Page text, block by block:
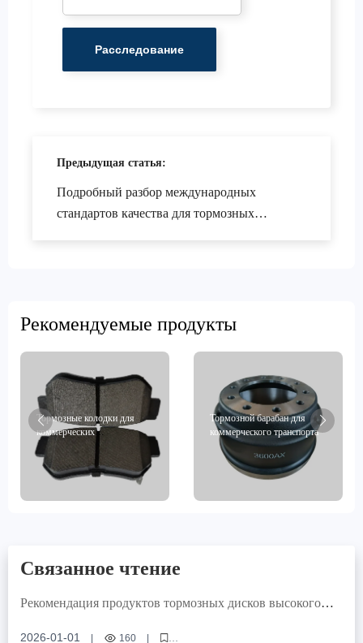
Предыдущая статья:
Подробный разбор международных
стандартов качества для тормозных
Рекомендуемые продукты
Тормозные колодки для
коммерческих
транспортных средств
Тормозной барабан для
коммерческого транспорта
Связанное чтение
Рекомендация продуктов тормозных дисков высокого
и качества токарной обработки, повышение
2026-01-01 160